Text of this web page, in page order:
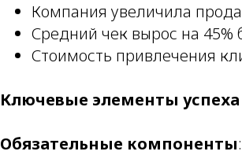
Компания увеличила
Средний чек вырос на
Стоимость привлечения
Ключевые элементы успеха
Обязательные компоненты: